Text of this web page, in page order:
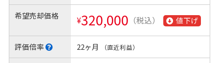
希望売却価格 ¥320,000 （税込） 値下げ
評価倍率 22ヶ月 （直近利益）